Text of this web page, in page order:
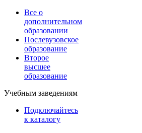
Все о
дополнительном
образовании
Послевузовское
образование
Второе
высшее
образование
Учебным заведениям
Подключайтесь
к каталогу